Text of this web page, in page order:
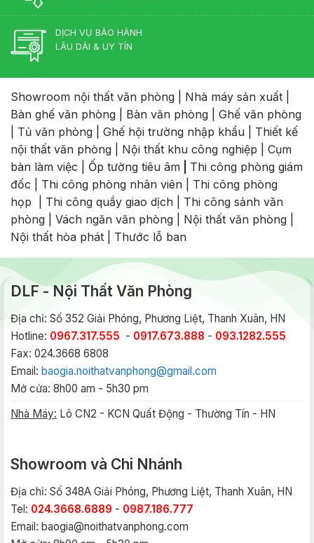
DỊCH VỤ BẢO HÀNH
LÂU DÀI & UY TÍN
Showroom nội thất văn phòng Nhà máy sản xuất
Bàn ghế văn phòng
Bàn văn phòng
Ghế văn phòng
Tủ văn phòng Ghế hội trường nhập khẩu
Thiết kế
nội thất văn phòng
Nội thất khu công nghiệp
Cụm
bàn làm việc
Ốp tường tiêu âm
Thi công phòng giám
đốc
Thi công phòng nhân viên
Thi công phòng
họp
Thi công quầy giao dịch
Thi công sảnh văn
phòng
Vách ngăn văn phòng Nội thất văn phòng
Nội thất hòa phát
Thước lỗ ban
DLF - Nội Thất Văn Phòng
Địa chỉ: Số 352 Giải Phóng, Phương Liệt, Thanh Xuân, HN
Hotline: 0967.317.555 - 0917.673.888 - 093.1282.555
Fax: 024.3668 6808
Email: baogia.noithatvanphong@gmail.com
Mở cửa: 8h00 am - 5h30 pm
Nhà Máy: Lô CN2 - KCN Quất Động - Thường Tín - HN
Showroom và Chi Nhánh
Địa chỉ: Số 348A Giải Phóng, Phương Liệt, Thanh Xuân, HN
Tel: 024.3668.6889 - 0987.186.777
Email: baogia@noithatvanphong.com